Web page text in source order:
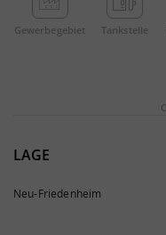
Gewerbe­gebiet Tankstelle
LAGE
Neu-Friedenheim